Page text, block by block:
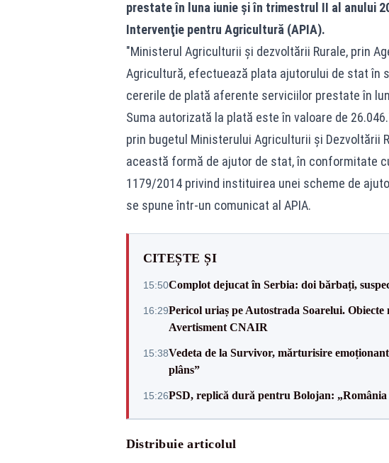
prestate în luna iunie şi în trimestrul II al anului
Intervenţie pentru Agricultură (APIA).
"Ministerul Agriculturii şi dezvoltării Rurale, prin
Agricultură, efectuează plata ajutorului de stat în
cererile de plată aferente serviciilor prestate în
Suma autorizată la plată este în valoare de
prin bugetul Ministerului Agriculturii şi Dezvoltării
această formă de ajutor de stat, în conformitate
1179/2014 privind instituirea unei scheme de
se spune într-un comunicat al APIA.
CITEȘTE ȘI
15:50Complot dejucat în Serbia: doi bărbați,
16:29Pericol uriaș pe Autostrada Soarelui. Obiecte
Avertisment CNAIR
15:38Vedeta de la Survivor, mărturisire
plâns”
15:26PSD, replică dură pentru Bolojan:
Distribuie articolul